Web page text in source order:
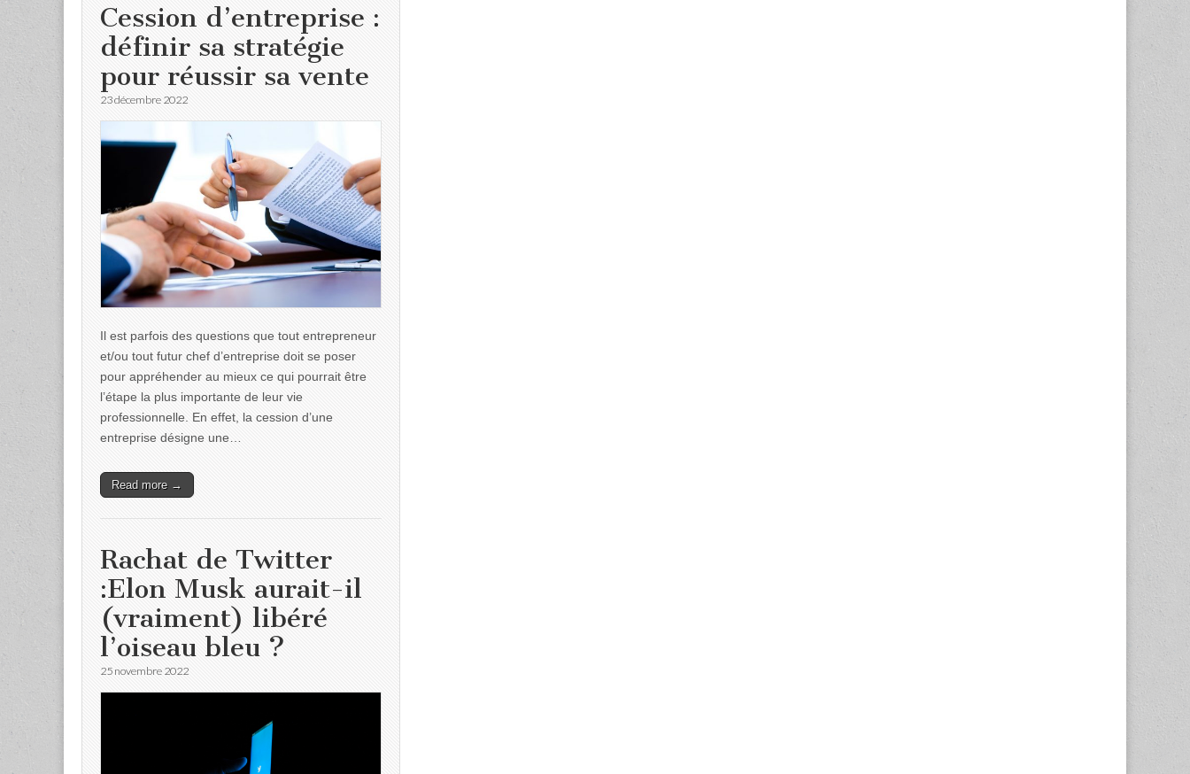
Cession d’entreprise :
définir sa stratégie
pour réussir sa vente
23 décembre 2022
Il est parfois des questions que tout entrepreneur
et/ou tout futur chef d’entreprise doit se poser
pour appréhender au mieux ce qui pourrait être
l’étape la plus importante de leur vie
professionnelle. En effet, la cession d’une
entreprise désigne une…
Read more →
Rachat de Twitter
:Elon Musk aurait-il
(vraiment) libéré
l’oiseau bleu ?
25 novembre 2022